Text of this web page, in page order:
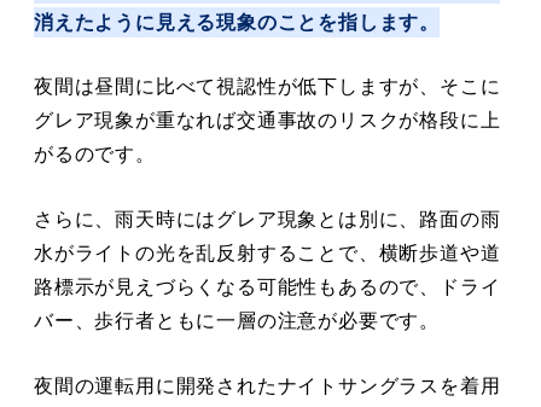
消えたように見える現象のことを指します。
夜間は昼間に比べて視認性が低下しますが、そこに
グレア現象が重なれば交通事故のリスクが格段に上
がるのです。
さらに、雨天時にはグレア現象とは別に、路面の雨
水がライトの光を乱反射することで、横断歩道や道
路標示が見えづらくなる可能性もあるので、ドライ
バー、歩行者ともに一層の注意が必要です。
夜間の運転用に開発されたナイトサングラスを着用